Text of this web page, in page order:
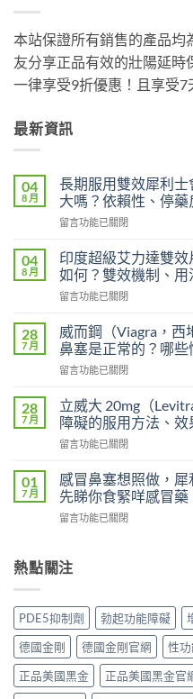
本站保證所有銷售的產品均
友分享正品有效的壯陽延時
一律享受9折優惠！且享受7
最新資訊
04
8 月
長期服用雙效犀利
大嗎？依賴性、停
在
期
服
用
雙
犀
利
士
會
癮
嗎？
效
利
士
副
大
嗎？
賴
性、
停
藥
反
應
與
留言功能已關閉
04
8 月
印度超級艾力達雙效
如何？雙效機制、用
在
度
超
級
艾
達
雙
效
片
Super
Power）
果
雙
制、
用
法
與
安
全
留言功能已關閉
28
7 月
威而鋼（Viagra，西
鼻塞是正常的？哪
在
而
鋼
（Viagra，
西
那
非）
副
作
解
痛、
鼻
塞
是
正
常
留言功能已關閉
28
7 月
立威大 20mg（
障礙的服用方法、
在
威
大
20mg（Levitra，
伐
非）：
勃
起
功
能
障
礙
留言功能已關閉
01
7 月
感冒鼻塞想照做，
先睇你食緊咩感冒
在
鼻
塞
照
做，
犀
利
士
（他
留言功能已關閉
熱點關注
PDE5抑制劑 勃起功能障礙
德國金剛
德國金剛官網 性
正品美國黑金
正品美國黑金官